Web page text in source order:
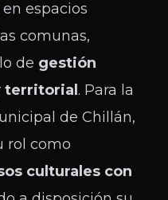
espacios
comunas,
de gestión
territorial. Para la
de Chillán,
rol como
culturales con